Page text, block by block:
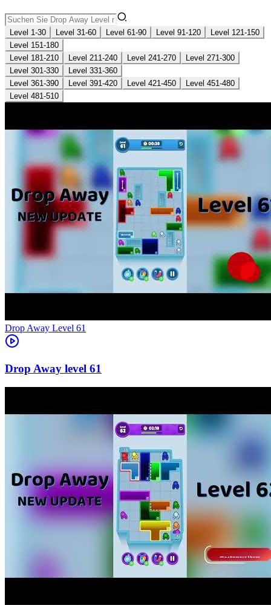
Level 1-30 Level 31-60 Level 61-90 Level 91-120
Level 121-150
Level 151-180
Level 181-210
Level 211-240 Level 241-270
Level 271-300
Level 301-330
Level 331-360
Level 361-390
Level 391-420 Level 421-450
Level 451-480
Level 481-510
Level 61
61